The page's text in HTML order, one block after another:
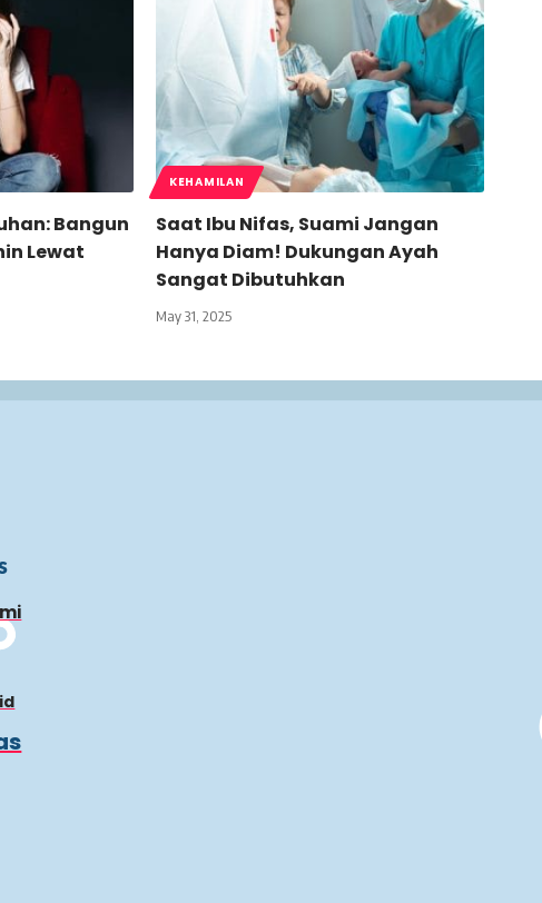
Bangun
Lewat
KEHAMILAN
Saat Ibu Nifas, Suami Jangan
Hanya Diam! Dukungan Ayah
Sangat Dibutuhkan
May 31, 2025